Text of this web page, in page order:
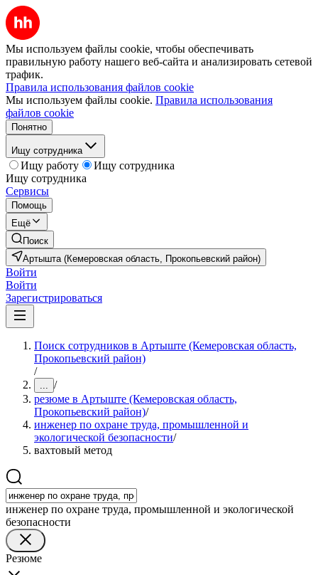
Мы используем файлы cookie, чтобы обеспечивать
правильную работу нашего веб-сайта и анализировать сетевой
трафик.
Правила использования файлов cookie
Мы используем файлы cookie. Правила использования
файлов cookie
Понятно
Ищу сотрудника
Ищу работу
Ищу сотрудника
Ищу сотрудника
Сервисы
Помощь
Ещё
Поиск
Артышта (Кемеровская область, Прокопьевский район)
Войти
Войти
Зарегистрироваться
Поиск сотрудников в Артыште (Кемеровская область,
Прокопьевский район)
/
... /
резюме в Артыште (Кемеровская область,
Прокопьевский район)/
инженер по охране труда, промышленной и
экологической безопасности/
вахтовый метод
инженер по охране труда, промышленной и экологической
безопасности
Резюме